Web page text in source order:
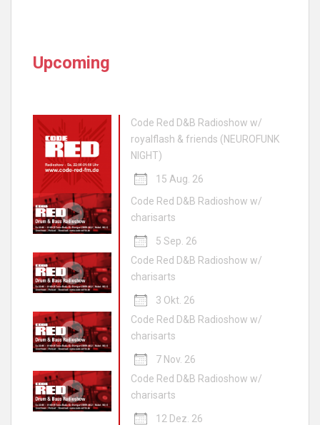
Upcoming
Code Red D&B Radioshow w/
royalflash & friends (NEUROFUNK
NIGHT)
15 Aug. 26
Code Red D&B Radioshow w/
charisarts
5 Sep. 26
Code Red D&B Radioshow w/
charisarts
3 Okt. 26
Code Red D&B Radioshow w/
charisarts
7 Nov. 26
Code Red D&B Radioshow w/
charisarts
12 Dez. 26